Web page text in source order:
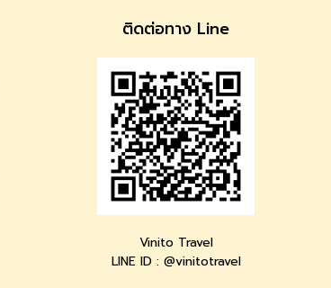
ติดต่อทาง Line
Vinito Travel
LINE ID : @vinitotravel